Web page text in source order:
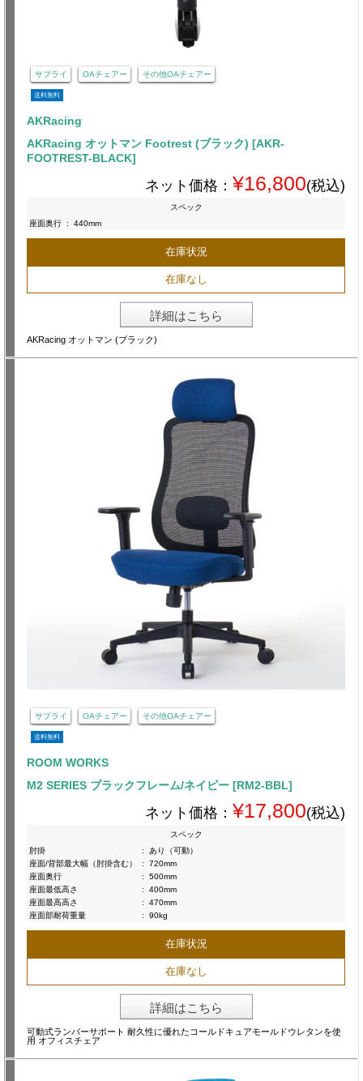
サプライ OAチェアー その他OAチェアー
送料無料
AKRacing
AKRacing オットマン Footrest (ブラック) [AKR-
FOOTREST-BLACK]
ネット価格： ¥16,800(税込)
スペック
座面奥行 : 440mm
在庫状況
在庫なし
詳細はこちら
AKRacing オットマン (ブラック)
サプライ OAチェアー その他OAチェアー
送料無料
ROOM WORKS
M2 SERIES ブラックフレーム/ネイビー [RM2-BBL]
ネット価格： ¥17,800(税込)
スペック
肘掛
:
あり（可動）
座面/背部最大幅（肘掛含む）
:
720mm
座面奥行
:
500mm
座面最低高さ
:
400mm
座面最高高さ
:
470mm
座面部耐荷重量
: 90kg
在庫状況
在庫なし
詳細はこちら
可動式ランバーサポート 耐久性に優れたコールドキュアモールドウレタンを使
用 オフィスチェア